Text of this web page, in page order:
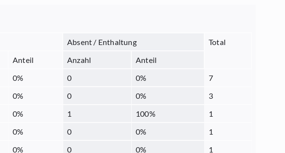
Absent / Enthaltung
Total
Anteil Anzahl
Anteil
0% 0 0%
7
0% 0 0%
3
0% 1 100%
1
0% 0 0%
1
0% 0 0%
1